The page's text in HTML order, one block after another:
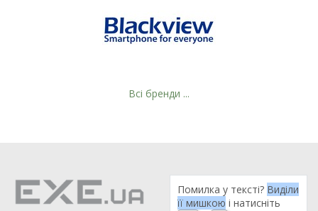
Всі бренди ...
Помилка у тексті? Виділи
її мишкою і натисніть